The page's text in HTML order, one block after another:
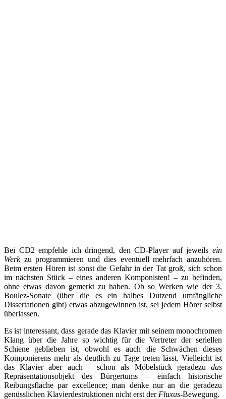
Bei CD2 empfehle ich dringend, den CD-Player auf jeweils ein
Werkzu programmieren und dies eventuell mehrfach anzuhören.
Beim ersten Hören ist sonst die Gefahr in der Tat groß, sich schon
im nächsten Stück – eines anderen Komponisten! – zu befinden,
ohne etwas davon gemerkt zu haben. Ob so Werken wie der 3.
Boulez-Sonate (über die es ein halbes Dutzend umfängliche
Dissertationen gibt) etwas abzugewinnen ist, sei jedem Hörer selbst
überlassen.
Es ist interessant, dass gerade das Klavier mit seinem monochromen
Klang über die Jahre so wichtig für die Vertreter der seriellen
Schiene geblieben ist, obwohl es auch die Schwächen dieses
Komponierens mehr als deutlich zu Tage treten lässt. Vielleicht ist
das Klavier aber auch – schon als Möbelstück geradezu das
Repräsentationsobjekt des Bürgertums – einfach historische
Reibungsfläche par excellence; man denke nur an die geradezu
genüsslichen Klavierdestruktionen nicht erst der Fluxus-Bewegung.